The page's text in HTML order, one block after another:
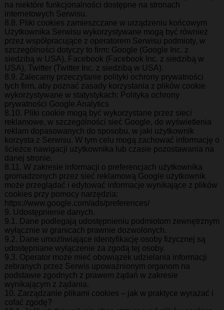
na niektóre funkcjonalności dostępne na stronach
internetowych Serwisu.
8.8. Pliki cookies zamieszczane w urządzeniu końcowym
Użytkownika Serwisu wykorzystywane mogą być również
przez współpracujące z operatorem Serwisu podmioty, w
szczególności dotyczy to firm: Google (Google Inc. z
siedzibą w USA), Facebook (Facebook Inc. z siedzibą w
USA), Twitter (Twitter Inc. z siedzibą w USA).
8.9. Zalecamy przeczytanie polityki ochrony prywatności
tych firm, aby poznać zasady korzystania z plików cookie
wykorzystywane w statystykach: Polityka ochrony
prywatności Google Analytics
8.10. Pliki cookie mogą być wykorzystane przez sieci
reklamowe, w szczególności sieć Google, do wyświetlenia
reklam dopasowanych do sposobu, w jaki użytkownik
korzysta z Serwisu. W tym celu mogą zachować informację o
ścieżce nawigacji użytkownika lub czasie pozostawania na
danej stronie.
8.11. W zakresie informacji o preferencjach użytkownika
gromadzonych przez sieć reklamową Google użytkownik
może przeglądać i edytować informacje wynikające z plików
cookies przy pomocy narzędzia:
https://www.google.com/ads/preferences/
9. Udostępnienie danych.
9.1. Dane podlegają udostępnieniu podmiotom zewnętrznym
wyłącznie w granicach prawnie dozwolonych.
9.2. Dane umożliwiające identyfikację osoby fizycznej są
udostępniane wyłączenie za zgodą tej osoby.
9.3. Operator może mieć obowiązek udzielania informacji
zebranych przez Serwis upoważnionym organom na
podstawie zgodnych z prawem żądań w zakresie
wynikającym z żądania.
10. Zarządzanie plikami cookies – jak w praktyce wyrażać i
cofać zgodę?